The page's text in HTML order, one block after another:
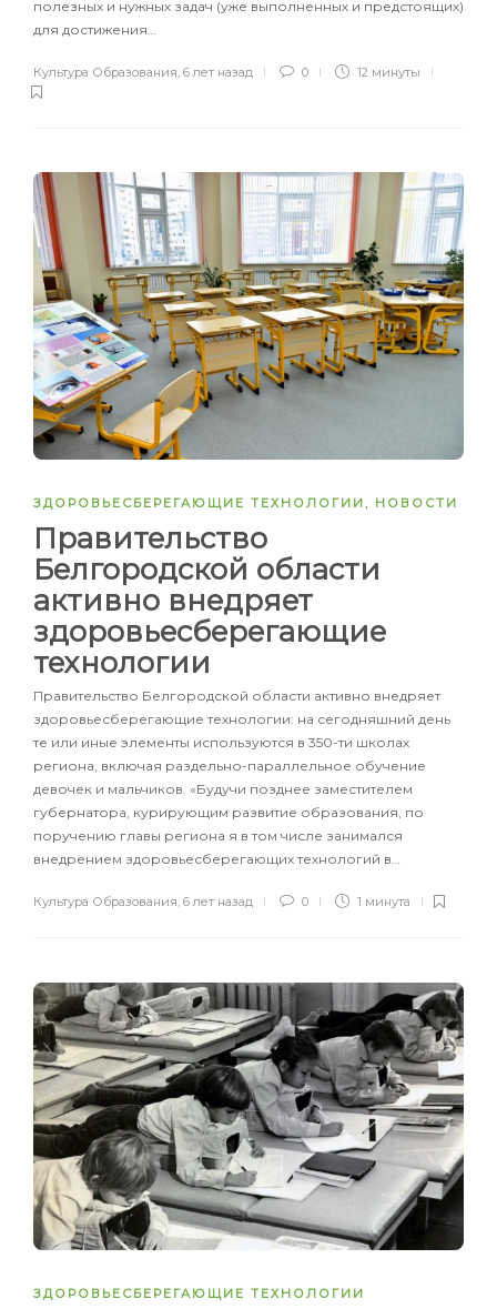
полезных и нужных задач (уже выполненных и предстоящих)
для достижения…
Культура Образования 6 лет назад 0 12 минуты
ЗДОРОВЬЕСБЕРЕГАЮЩИЕ ТЕХНОЛОГИИ , НОВОСТИ
Правительство
Белгородской области
активно внедряет
здоровьесберегающие
технологии
Правительство Белгородской области активно внедряет
здоровьесберегающие технологии: на сегодняшний день
те или иные элементы используются в 350-ти школах
региона, включая раздельно-параллельное обучение
девочек и мальчиков. «Будучи позднее заместителем
губернатора, курирующим развитие образования, по
поручению главы региона я в том числе занимался
внедрением здоровьесберегающих технологий в…
Культура Образования 6 лет назад 0 1 минута
ЗДОРОВЬЕСБЕРЕГАЮЩИЕ ТЕХНОЛОГИИ